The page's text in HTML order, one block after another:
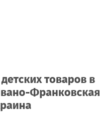
товаров в
Франковская